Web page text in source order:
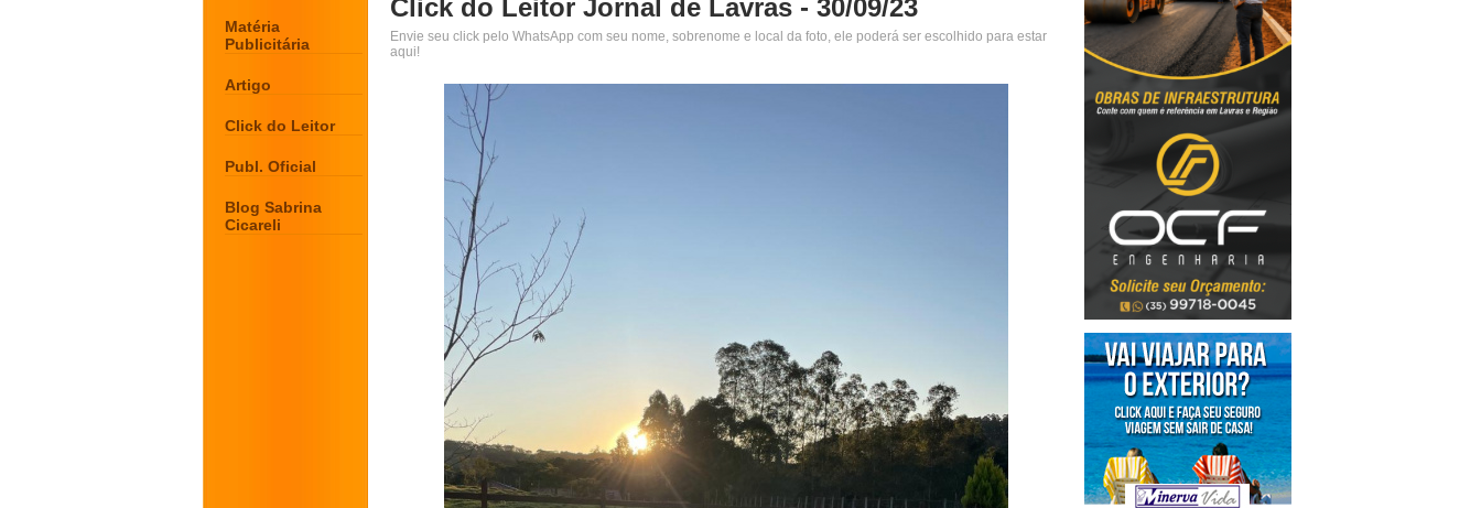
Matéria
Publicitária
Artigo
Click do Leitor
Publ. Oficial
Blog Sabrina
Cicareli
Click do Leitor Jornal de Lavras - 30/09/23
Envie seu click pelo WhatsApp com seu nome, sobrenome e local da foto, ele poderá ser escolhido para estar
aqui!